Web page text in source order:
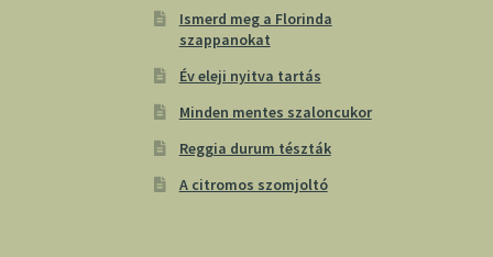
Ismerd meg a Florinda
szappanokat
Év eleji nyitva tartás
Minden mentes szaloncukor
Reggia durum tészták
A citromos szomjoltó